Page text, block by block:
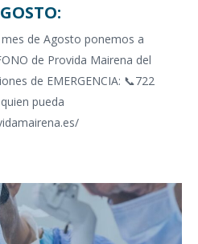
de Agosto ponemos a
de Provida Mairena del
de EMERGENCIA: 📞722
pueda